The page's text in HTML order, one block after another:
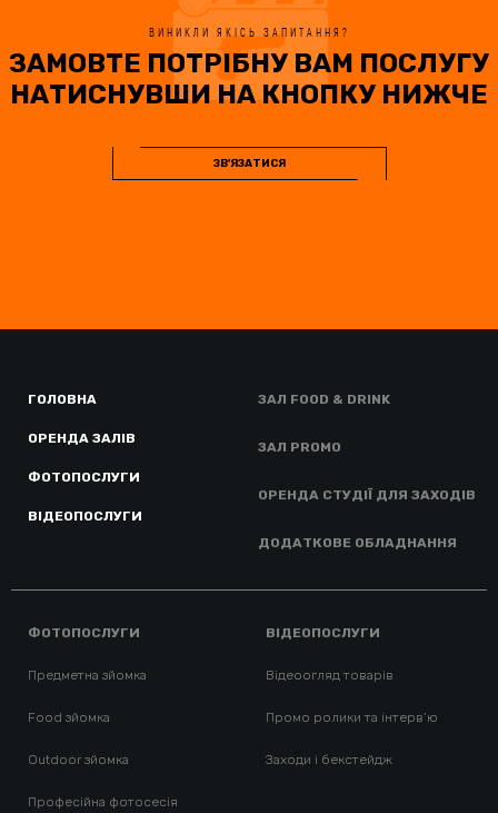
ВИНИКЛИ ЯКІСЬ ЗАПИТАННЯ?
ЗАМОВТЕ ПОТРІБНУ ВАМ ПОСЛУГУ
НАТИСНУВШИ НА КНОПКУ НИЖЧЕ
ЗВ'ЯЗАТИСЯ
ГОЛОВНА
ОРЕНДА ЗАЛІВ
ФОТОПОСЛУГИ
ВІДЕОПОСЛУГИ
ЗАЛ FOOD & DRINK
ЗАЛ PROMO
ОРЕНДА СТУДІЇ ДЛЯ ЗАХОДІВ
ДОДАТКОВЕ ОБЛАДНАННЯ
ФОТОПОСЛУГИ
Предметна зйомка
Food зйомка
Outdoor зйомка
Професійна фотосесія
ВІДЕОПОСЛУГИ
Відеоогляд товарів
Промо ролики та інтерв’ю
Заходи і бекстейдж